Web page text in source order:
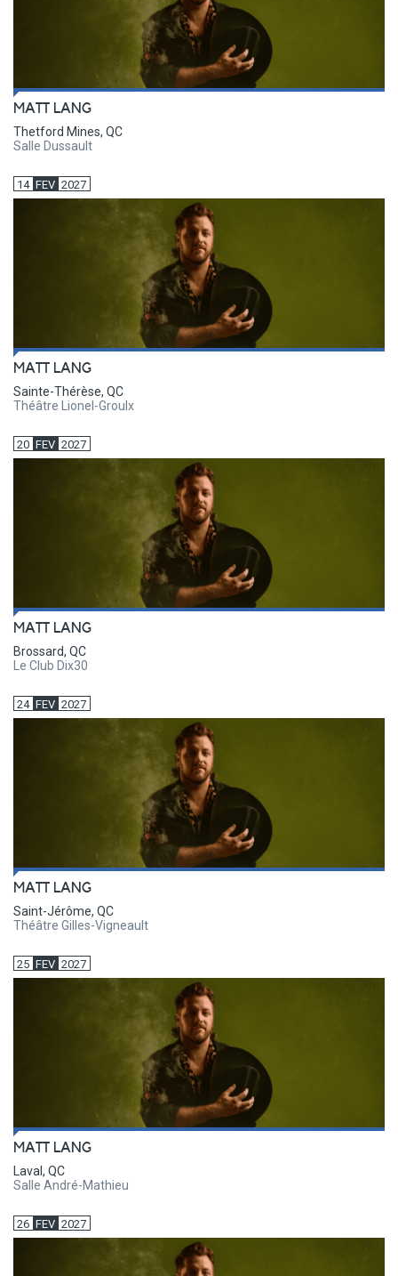
MATT LANG
Thetford Mines, QC
Salle Dussault
14 FEV 2027
MATT LANG
Sainte-Thérèse, QC
Théâtre Lionel-Groulx
20 FEV 2027
MATT LANG
Brossard, QC
Le Club Dix30
24 FEV 2027
MATT LANG
Saint-Jérôme, QC
Théâtre Gilles-Vigneault
25 FEV 2027
MATT LANG
Laval, QC
Salle André-Mathieu
26 FEV 2027